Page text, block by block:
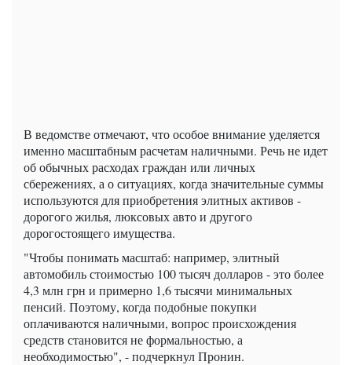
В ведомстве отмечают, что особое внимание уделяется
именно масштабным расчетам наличными. Речь не идет
об обычных расходах граждан или личных
сбережениях, а о ситуациях, когда значительные суммы
используются для приобретения элитных активов -
дорогого жилья, люксовых авто и другого
дорогостоящего имущества.
"Чтобы понимать масштаб: например, элитный
автомобиль стоимостью 100 тысяч долларов - это более
4,3 млн грн и примерно 1,6 тысячи минимальных
пенсий. Поэтому, когда подобные покупки
оплачиваются наличными, вопрос происхождения
средств становится не формальностью, а
необходимостью", - подчеркнул Пронин.